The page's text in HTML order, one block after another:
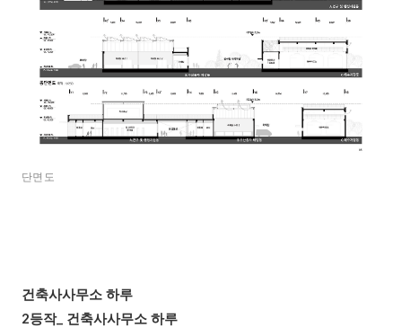
단면도
건축사사무소 하루
2등작_ 건축사사무소 하루